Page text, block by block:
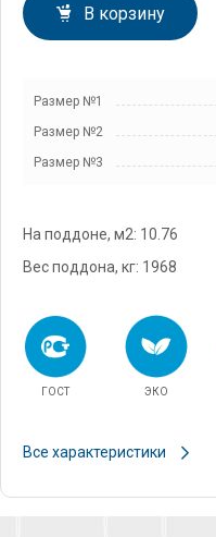
В корзину
Размер №1
Размер №2
Размер №3
На поддоне, м2: 10.76
Вес поддона, кг: 1968
ГОСТ ЭКО
Все характеристики